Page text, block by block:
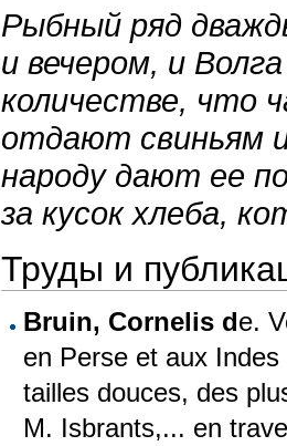
Рыбный ряд
и вечером, и
количестве, что
отдают свиньям
народу дают ее
за кусок хлеба,
Труды и
Bruin, Cornelis de.
en Perse et aux
tailles douces, des
M. Isbrants,... en